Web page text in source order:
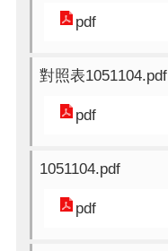
pdf
對照表1051104.pdf
pdf
1051104.pdf
pdf